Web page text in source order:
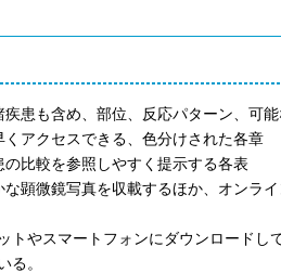
疾患も含め、部位、反応パターン、可
くアクセスできる、色分けされた各章
の比較を参照しやすく提示する各表
な顕微鏡写真を収載するほか、オンラ
トやスマートフォンにダウンロード
る。